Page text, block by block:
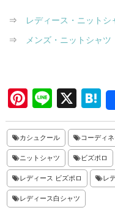
⇒ レディース・ニットシ
⇒ メンズ・ニットシャツ
Pi
nt
er
es
t
Li
ne
X
H
at
a
カシュクール コーディネ
ニットシャツ ビズポロ
レディース ビズポロ レ
レディース白シャツ